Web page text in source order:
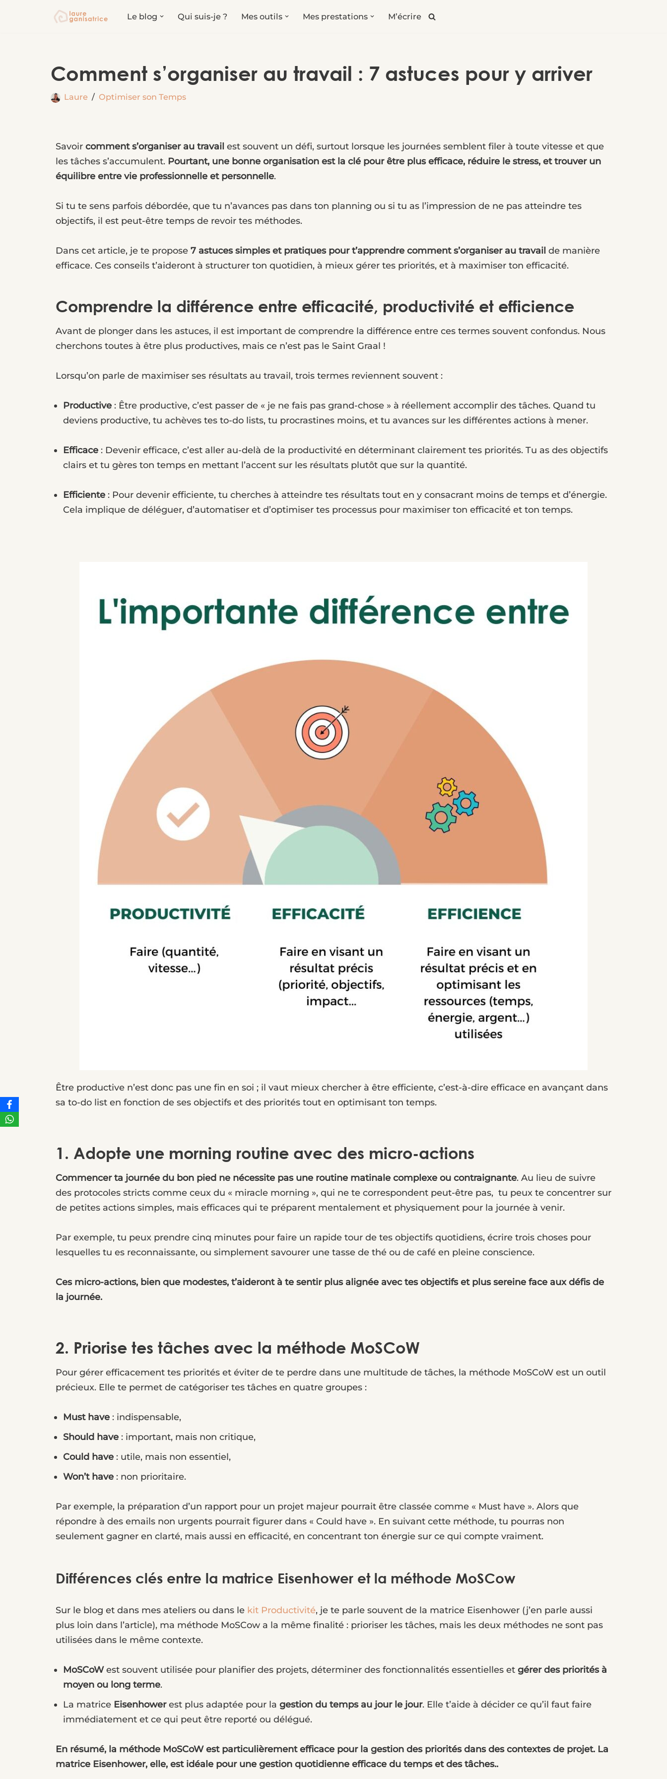
Le blog Qui suis-je ? Mes outils Mes prestations M’écrire
Comment s’organiser au travail : 7 astuces pour y arriver
Laure Optimiser son Temps
Savoir comment s’organiser au travail est souvent un défi, surtout lorsque les journées semblent filer à toute vitesse et que
les tâches s’accumulent. Pourtant, une bonne organisation est la clé pour être plus efficace, réduire le stress, et trouver un
équilibre entre vie professionnelle et personnelle.
Si tu te sens parfois débordée, que tu n’avances pas dans ton planning ou si tu as l’impression de ne pas atteindre tes
objectifs, il est peut-être temps de revoir tes méthodes.
Dans cet article, je te propose 7 astuces simples et pratiques pour t’apprendre comment s’organiser au travail de manière
efficace. Ces conseils t’aideront à structurer ton quotidien, à mieux gérer tes priorités, et à maximiser ton efficacité.
Comprendre la différence entre efficacité, productivité et efficience
Avant de plonger dans les astuces, il est important de comprendre la différence entre ces termes souvent confondus. Nous
cherchons toutes à être plus productives, mais ce n’est pas le Saint Graal !
Lorsqu’on parle de maximiser ses résultats au travail, trois termes reviennent souvent :
Productive : Être productive, c’est passer de « je ne fais pas grand-chose » à réellement accomplir des tâches. Quand tu
deviens productive, tu achèves tes to-do lists, tu procrastines moins, et tu avances sur les différentes actions à mener.
Efficace : Devenir efficace, c’est aller au-delà de la productivité en déterminant clairement tes priorités. Tu as des objectifs
clairs et tu gères ton temps en mettant l’accent sur les résultats plutôt que sur la quantité.
Efficiente : Pour devenir efficiente, tu cherches à atteindre tes résultats tout en y consacrant moins de temps et d’énergie.
Cela implique de déléguer, d’automatiser et d’optimiser tes processus pour maximiser ton efficacité et ton temps.
Être productive n’est donc pas une fin en soi ; il vaut mieux chercher à être efficiente, c’est-à-dire efficace en avançant dans
sa to-do list en fonction de ses objectifs et des priorités tout en optimisant ton temps.
1. Adopte une morning routine avec des micro-actions
Commencer ta journée du bon pied ne nécessite pas une routine matinale complexe ou contraignante. Au lieu de suivre
des protocoles stricts comme ceux du « miracle morning », qui ne te correspondent peut-être pas, tu peux te concentrer sur
de petites actions simples, mais efficaces qui te préparent mentalement et physiquement pour la journée à venir.
Par exemple, tu peux prendre cinq minutes pour faire un rapide tour de tes objectifs quotidiens, écrire trois choses pour
lesquelles tu es reconnaissante, ou simplement savourer une tasse de thé ou de café en pleine conscience.
Ces micro-actions, bien que modestes, t’aideront à te sentir plus alignée avec tes objectifs et plus sereine face aux défis de
la journée.
2. Priorise tes tâches avec la méthode MoSCoW
Pour gérer efficacement tes priorités et éviter de te perdre dans une multitude de tâches, la méthode MoSCoW est un outil
précieux. Elle te permet de catégoriser tes tâches en quatre groupes :
Must have : indispensable,
Should have : important, mais non critique,
Could have : utile, mais non essentiel,
Won’t have : non prioritaire.
Par exemple, la préparation d’un rapport pour un projet majeur pourrait être classée comme « Must have ». Alors que
répondre à des emails non urgents pourrait figurer dans « Could have ». En suivant cette méthode, tu pourras non
seulement gagner en clarté, mais aussi en efficacité, en concentrant ton énergie sur ce qui compte vraiment.
Différences clés entre la matrice Eisenhower et la méthode MoSCow
Sur le blog et dans mes ateliers ou dans le kit Productivité, je te parle souvent de la matrice Eisenhower (j’en parle aussi
plus loin dans l’article), ma méthode MoSCow a la même finalité : prioriser les tâches, mais les deux méthodes ne sont pas
utilisées dans le même contexte.
MoSCoWest souvent utilisée pour planifier des projets, déterminer des fonctionnalités essentielles et gérer des priorités à
moyen ou long terme.
La matrice Eisenhowerest plus adaptée pour la gestion du temps au jour le jour. Elle t’aide à décider ce qu’il faut faire
immédiatement et ce qui peut être reporté ou délégué.
En résumé, la méthode MoSCoW est particulièrement efficace pour la gestion des priorités dans des contextes de projet. La
matrice Eisenhower, elle, est idéale pour une gestion quotidienne efficace du temps et des tâches..